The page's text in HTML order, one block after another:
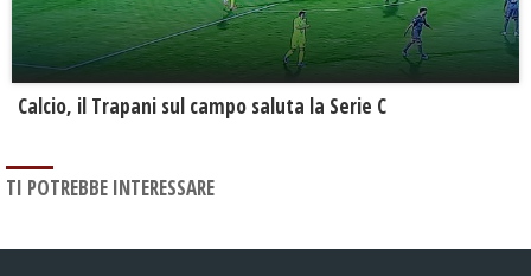
Calcio, il Trapani sul campo saluta la Serie C
TI POTREBBE INTERESSARE